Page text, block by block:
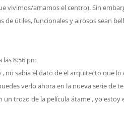
vivimos/amamos el centro). Sin
de útiles, funcionales y airosos sean
las 8:56 pm
no sabia el dato de el arquitecto que
verlo ahora en la nueva serie de
trozo de la película átame , yo estoy